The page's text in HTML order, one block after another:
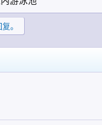
。